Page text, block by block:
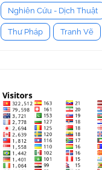
Nghiên Cứu - Dịch Thuật
Thư Pháp Tranh Vẽ